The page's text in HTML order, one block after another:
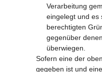
Verarbeitung
eingelegt und es
berechtigten
gegenüber
überwiegen.
Sofern eine der
gegeben ist und